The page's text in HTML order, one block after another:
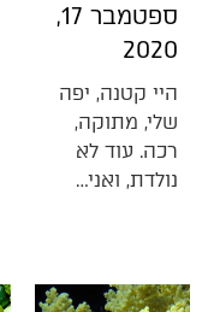
ספטמבר 17,
2020
היי קטנה, יפה
שלי, מתוקה,
רכה. עוד לא
נולדת, ואני…